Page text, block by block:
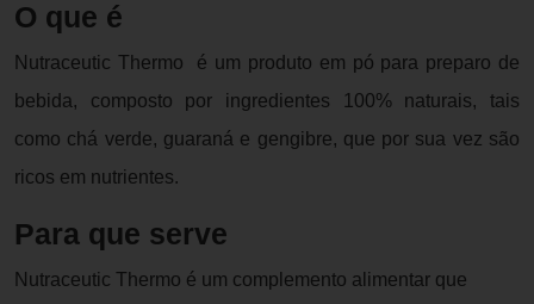
O que é
Nutraceutic Thermo é um produto em pó para preparo de
bebida, composto por ingredientes 100% naturais, tais
como chá verde, guaraná e gengibre, que por sua vez são
ricos em nutrientes.
Para que serve
Nutraceutic Thermo é um complemento alimentar que